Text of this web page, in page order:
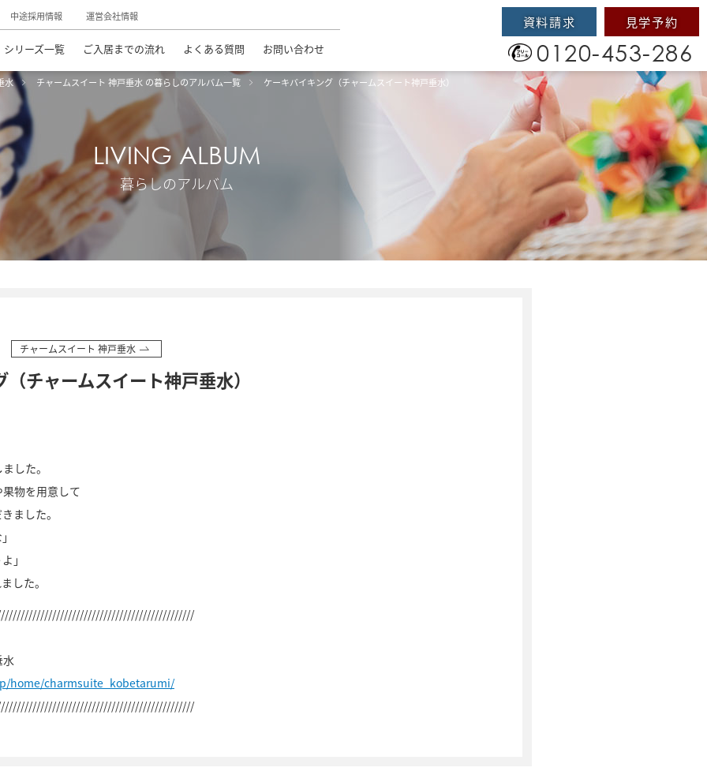
中途採用情報 運営会社情報
シリーズ一覧 ご入居までの流れ よくある質問 お問い合わせ
資料請求 見学予約
0120-453-286
水 チャームスイート 神戸垂水 の暮らしのアルバム一覧 ケーキバイキング（チャームスイート神戸垂水）
LIVING ALBUM
暮らしのアルバム
チャームスイート 神戸垂水
チャームスイート神戸垂水）
した。
物を用意して
ました。
」
した。
home/charmsuite_kobetarumi/